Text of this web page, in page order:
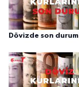
Dövizde son durum